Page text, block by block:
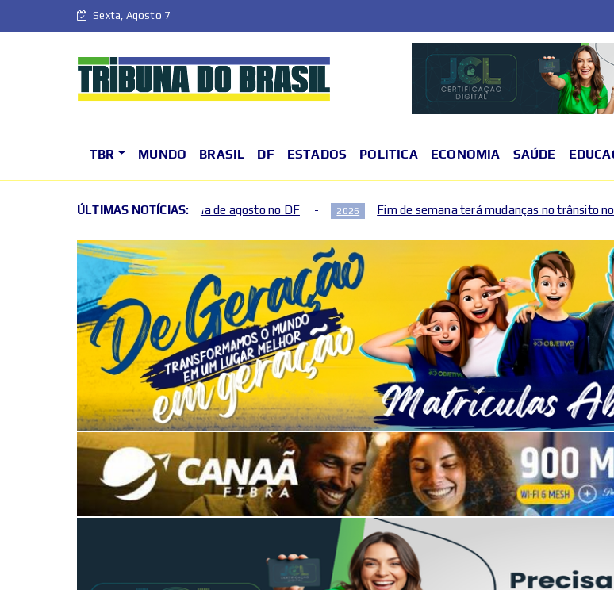
Sexta, Agosto 7
TBR MUNDO BRASIL DF ESTADOS POLITICA ECONOMIA SAÚDE
ÚLTIMAS NOTÍCIAS:
fim de semana de agosto no DF 2026 Fim de semana terá mudanças no trânsito no Plano Piloto e no